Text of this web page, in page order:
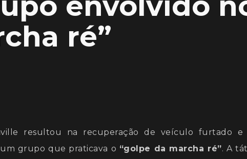
ré”
resultou na recuperação de veículo furtado e
grupo que praticava o “golpe da marcha ré”. A